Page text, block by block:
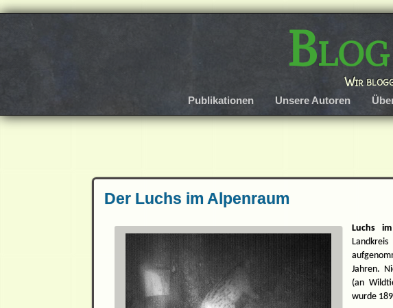
Wir
Publikationen Unsere Autoren
Der Luchs im Alpenraum
Luchs
Jahren.
(an
wurde